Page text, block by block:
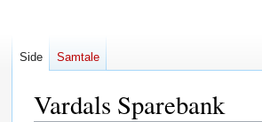
Vardals Sparebank
Side Samtale